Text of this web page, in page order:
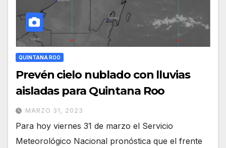
QUINTANA ROO
Prevén cielo nublado con lluvias
aisladas para Quintana Roo
MARZO 31, 2023
Para hoy viernes 31 de marzo el Servicio
Meteorológico Nacional pronóstica que el frente